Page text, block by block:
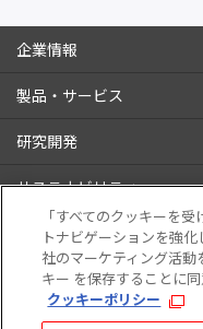
企業情報
製品・サービス
研究開発
サステナビリティ
株主・投資家情報
ニュース
「すべてのクッキーを
トナビゲーションを強
社のマーケティング活
キー を保存することに同
クッキーポリシー